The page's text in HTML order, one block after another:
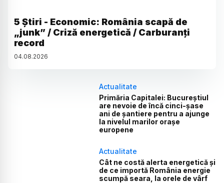
5 Știri - Economic: România scapă de
„junk” / Criză energetică / Carburanți
record
04.08.2026
Actualitate
Primăria Capitalei: Bucureștiul
are nevoie de încă cinci-șase
ani de șantiere pentru a ajunge
la nivelul marilor orașe
europene
Actualitate
Cât ne costă alerta energetică și
de ce importă România energie
scumpă seara, la orele de vârf